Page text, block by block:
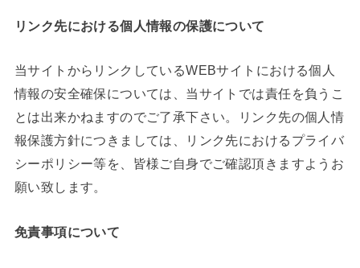
リンク先における個人情報の保護について
当サイトからリンクしているWEBサイトにおける個人
情報の安全確保については、当サイトでは責任を負うこ
とは出来かねますのでご了承下さい。リンク先の個人情
報保護方針につきましては、リンク先におけるプライバ
シーポリシー等を、皆様ご自身でご確認頂きますようお
願い致します。
免責事項について